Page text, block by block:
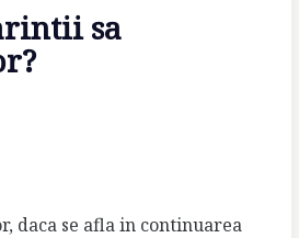
sa
daca se afla in continuarea